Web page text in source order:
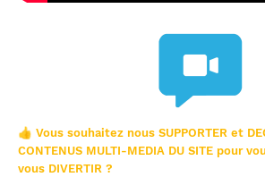
👍 Vous souhaitez nous SUPPORTER et
CONTENUS MULTI-MEDIA DU SITE pour
vous DIVERTIR ?